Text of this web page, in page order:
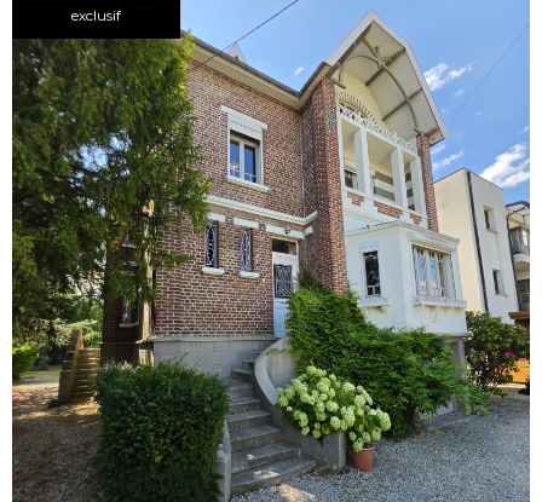
exclusif
voir le
bien